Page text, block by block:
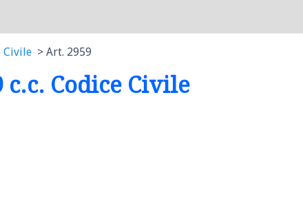
Civile Art. 2959
c.c. Codice Civile